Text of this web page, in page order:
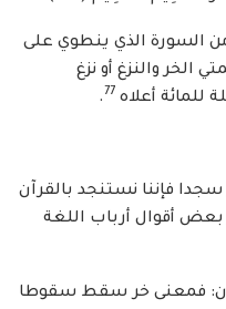
من السورة الذي ينطوي على
الخر والنزغ أو نزغ
للمائة أعلاه 77
.
سجدا فإننا نستنجد بالقرآن
بعض أقوال أرباب اللغة
فمعنى خر سقط سقوطا